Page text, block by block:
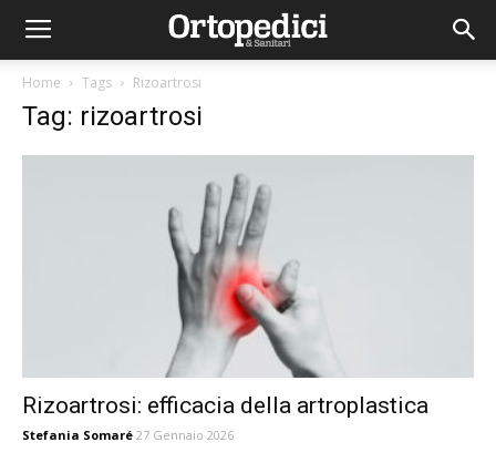
Home Tags Rizoartrosi
Tag: rizoartrosi
Rizoartrosi: efficacia della artroplastica
Stefania Somaré 27 Gennaio 2026